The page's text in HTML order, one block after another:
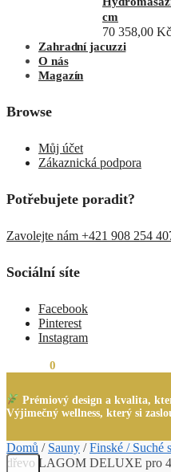
cm
70 358,00 Kč
Zahradní jacuzzi
O nás
Magazín
Browse
Můj účet
Zákaznická podpora
Potřebujete poradit?
Zavolejte nám +421 908 254
Sociální síte
Facebook
Pinterest
Instagram
0
Prémiový design a kvalita,
Výjimečný wellness, který si
Domů / Sauny /Finské / Suché
dřevo LAGOM DELUXE pro